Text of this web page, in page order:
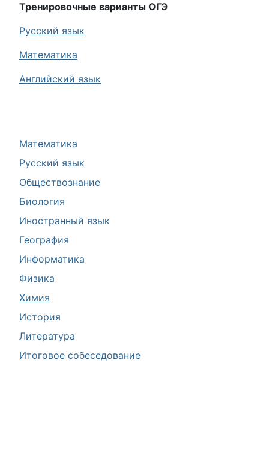
Математика
Русский язык
Обществознание
Биология
Иностранный язык
География
Информатика
Физика
Химия
История
Литература
Итоговое собеседование
Тренировочные варианты ОГЭ
Русский язык
Математика
Английский язык